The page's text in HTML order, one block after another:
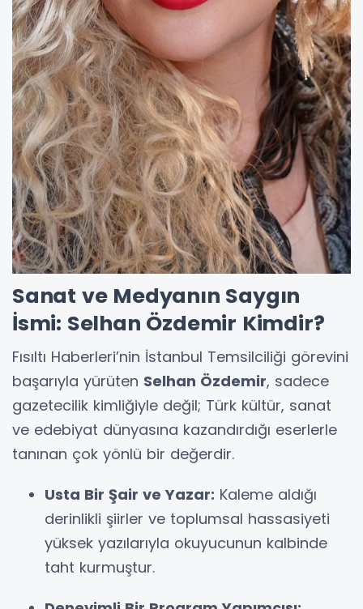
Sanat ve Medyanın Saygın
İsmi: Selhan Özdemir Kimdir?
Fısıltı Haberleri’nin İstanbul Temsilciliği görevini
başarıyla yürüten Selhan Özdemir, sadece
gazetecilik kimliğiyle değil; Türk kültür, sanat
ve edebiyat dünyasına kazandırdığı eserlerle
tanınan çok yönlü bir değerdir.
Usta Bir Şair ve Yazar: Kaleme aldığı
derinlikli şiirler ve toplumsal hassasiyeti
yüksek yazılarıyla okuyucunun kalbinde
taht kurmuştur.